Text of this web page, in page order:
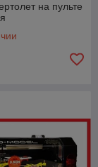
на пульте